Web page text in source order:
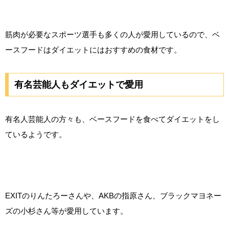
筋肉が必要なスポーツ選手も多くの人が愛用しているので、ベ
ースフードはダイエットにはおすすめの食材です。
有名芸能人もダイエットで愛用
有名人芸能人の方々も、ベースフードを食べてダイエットをし
ているようです。
EXITのりんたろーさんや、AKBの指原さん、ブラックマヨネー
ズの小杉さん等が愛用しています。